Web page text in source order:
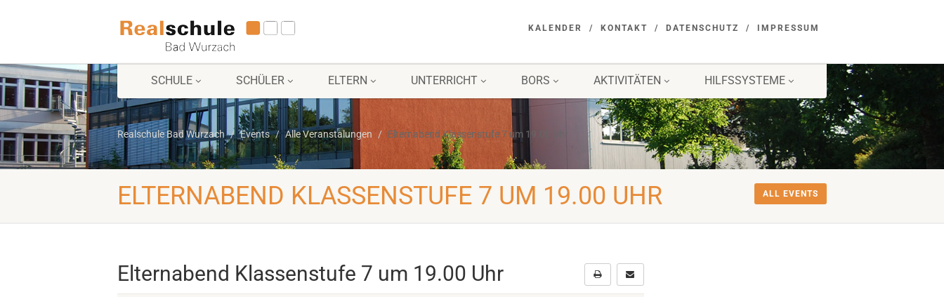
KALENDER KONTAKT DATENSCHUTZ IMPRESSUM
SCHULE SCHÜLER ELTERN UNTERRICHT BORS AKTIVITÄTEN HILFSSYSTEME
Realschule Bad Wurzach Events Alle Veranstalungen Elternabend Klassenstufe 7 um 19.00 Uhr
ELTERNABEND KLASSENSTUFE 7 UM 19.00 UHR ALL EVENTS
Elternabend Klassenstufe 7 um 19.00 Uhr